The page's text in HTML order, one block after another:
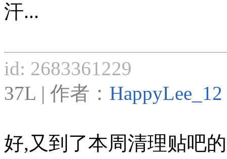
汗...
id: 2683361229
37L | 作者： HappyLee_12
好,又到了本周清理贴吧